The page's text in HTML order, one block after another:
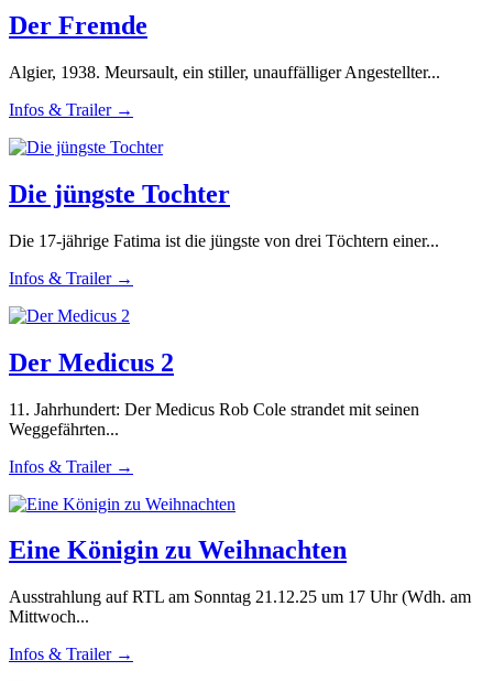
Der Fremde
Algier, 1938. Meursault, ein stiller, unauffälliger Angestellter...
Infos & Trailer →
Die jüngste Tochter
Die 17-jährige Fatima ist die jüngste von drei Töchtern einer...
Infos & Trailer →
Der Medicus 2
11. Jahrhundert: Der Medicus Rob Cole strandet mit seinen
Weggefährten...
Infos & Trailer →
Eine Königin zu Weihnachten
Ausstrahlung auf RTL am Sonntag 21.12.25 um 17 Uhr (Wdh. am
Mittwoch...
Infos & Trailer →